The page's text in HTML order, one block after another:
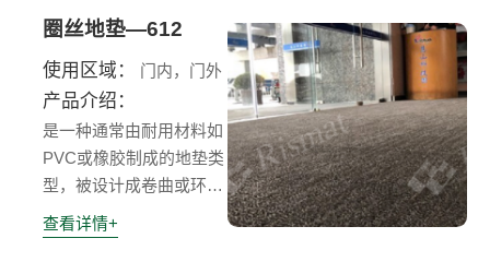
洁，更为用户带来舒适脚
感。
圈丝地垫—612
使用区域： 门内，门外
产品介绍：
是一种通常由耐用材料如
PVC或橡胶制成的地垫类
型，被设计成卷曲或环状
图案，有助于捕捉污垢、
碎片和湿气，防止其被带
查看详情+